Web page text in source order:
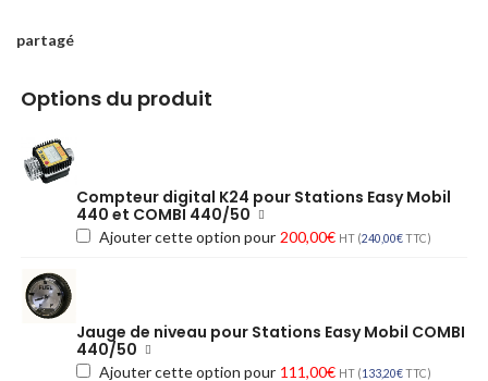
partagé
Options du produit
Compteur digital K24 pour Stations Easy Mobil
440 et COMBI 440/50
Ajouter cette option pour 200,00€ HT (240,00€TTC)
Jauge de niveau pour Stations Easy Mobil COMBI
440/50
Ajouter cette option pour 111,00€ HT (133,20€TTC)